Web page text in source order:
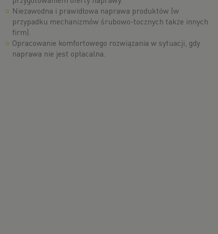
Niezawodna i prawidłowa naprawa produktów (w
przypadku mechanizmów śrubowo-tocznych także innych
firm).
Opracowanie komfortowego rozwiązania w sytuacji, gdy
naprawa nie jest opłacalna.